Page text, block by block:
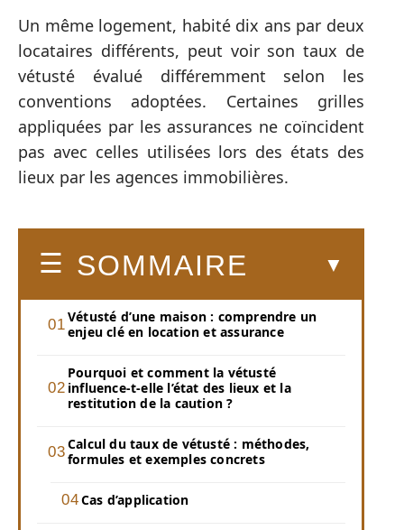
Un même logement, habité dix ans par deux
locataires différents, peut voir son taux de
vétusté évalué différemment selon les
conventions adoptées. Certaines grilles
appliquées par les assurances ne coïncident
pas avec celles utilisées lors des états des
lieux par les agences immobilières.
SOMMAIRE
Vétusté d’une maison : comprendre un
enjeu clé en location et assurance
Pourquoi et comment la vétusté
influence-t-elle l’état des lieux et la
restitution de la caution ?
Calcul du taux de vétusté : méthodes,
formules et exemples concrets
Cas d’application